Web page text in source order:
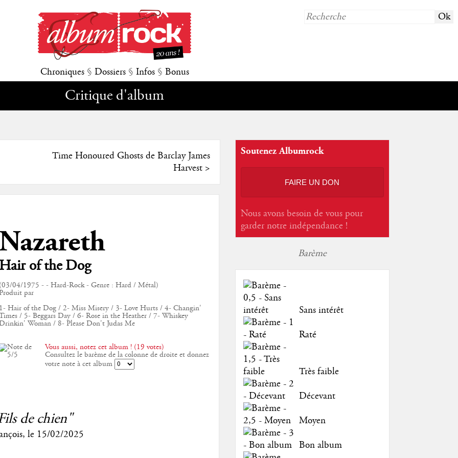
Chroniques § Dossiers § Infos § Bonus
Critique d'album
Time Honoured Ghosts de Barclay James
Harvest>
of the Dog
04/1975 - - Hard-Rock - Genre : Hard / Métal)
par
Hair of the Dog / 2- Miss Misery / 3- Love Hurts / 4- Changin'
/ 5- Beggars Day / 6- Rose in the Heather / 7- Whiskey
Woman / 8- Please Don't Judas Me
Vous aussi, notez cet album ! (19 votes)
Consultez le barème de la colonne de droite et donnez
votre note à cet album
de chien"
, le 15/02/2025
Soutenez Albumrock
FAIRE UN DON
Nous avons besoin de vous pour
garder notre indépendance !
Barème
Sans intérêt
Raté
Très faible
Décevant
Moyen
Bon album